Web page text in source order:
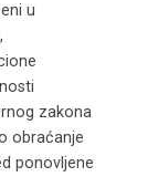
u
zakona
obraćanje
ponovljene